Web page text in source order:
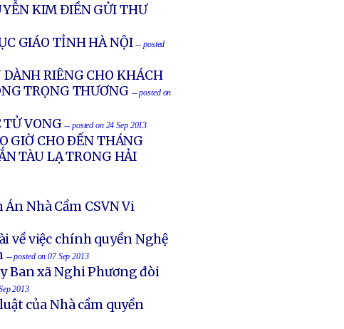
KIM ĐIỀN GỬI THƯ
GIÁO TỈNH HÀ NỘI -- posted
RIÊNG CHO KHÁCH
TRỌNG THƯƠNG -- posted on
VONG -- posted on 24 Sep 2013
GIỜ CHO ÐẾN THÁNG
TÀU LẠ TRONG HẢI
Nhà Cầm CSVN Vi
về việc chính quyền Nghệ
-- posted on 07 Sep 2013
Ban xã Nghi Phương đòi
2013
của Nhà cầm quyền